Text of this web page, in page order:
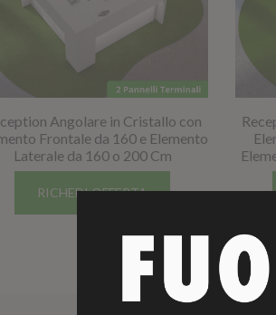
Angolare in Cristallo con
Frontale da 160 e Elemento
Laterale da 160 o 200 Cm
RICHEDI OFFERTA